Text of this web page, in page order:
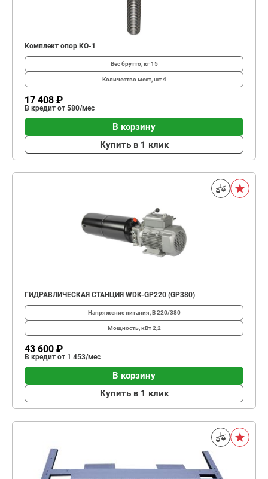
Комплект опор КО-1
Вес брутто, кг15
Количество мест, шт4
17 408 ₽
В кредит от 580/мес
В корзину
Купить в 1 клик
ГИДРАВЛИЧЕСКАЯ СТАНЦИЯ WDK-GP220 (GP380)
Напряжение питания, В220/380
Мощность, кВт2,2
43 600 ₽
В кредит от 1 453/мес
В корзину
Купить в 1 клик